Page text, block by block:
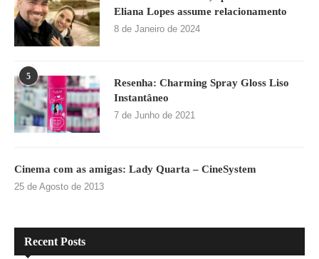
Eliana Lopes assume relacionamento
8 de Janeiro de 2024
5
Resenha: Charming Spray Gloss Liso
Instantâneo
7 de Junho de 2021
Cinema com as amigas: Lady Quarta – CineSystem
25 de Agosto de 2013
Recent Posts